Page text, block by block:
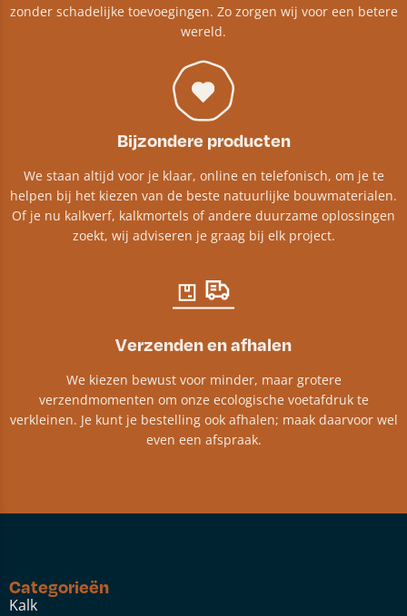
zonder schadelijke toevoegingen. Zo zorgen wij voor een betere
wereld.
Bijzondere producten
We staan altijd voor je klaar, online en telefonisch, om je te
helpen bij het kiezen van de beste natuurlijke bouwmaterialen.
Of je nu kalkverf, kalkmortels of andere duurzame oplossingen
zoekt, wij adviseren je graag bij elk project.​
Verzenden en afhalen
We kiezen bewust voor minder, maar grotere
verzendmomenten om onze ecologische voetafdruk te
verkleinen. Je kunt je bestelling ook afhalen; maak daarvoor wel
even een afspraak.
Categorieën
Kalk